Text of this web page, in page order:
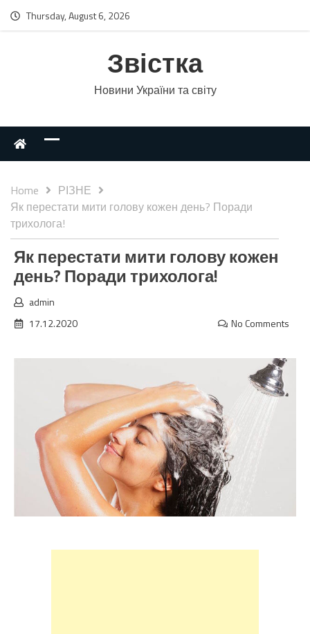
Thursday, August 6, 2026
Звістка
Новини України та світу
Home
РІЗНЕ
Як перестати мити голову кожен день? Поради
трихолога!
Як перестати мити голову кожен
день? Поради трихолога!
admin
17.12.2020
No Comments